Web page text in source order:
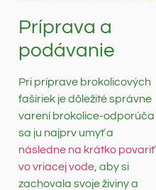
Príprava a
podávanie
Pri príprave brokolicových
fašíriek je dôležité správne
varení brokolice-odporúča
sa ju najprv umyť a
následne na krátko povariť
vo vriacej vode , aby si
zachovala svoje živiny a